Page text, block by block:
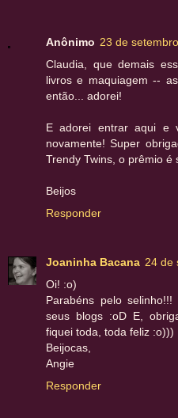
Anônimo 23 de
Claudia, que demais
livros e maquiagem --
então... adorei!
E adorei entrar aqui e
novamente! Super
Trendy Twins, o prêmio é
Beijos
Responder
Joaninha Bacana 24 de
Oi! :o)
Parabéns pelo
seus blogs :oD E,
fiquei toda, toda feliz :o)))
Beijocas,
Angie
Responder